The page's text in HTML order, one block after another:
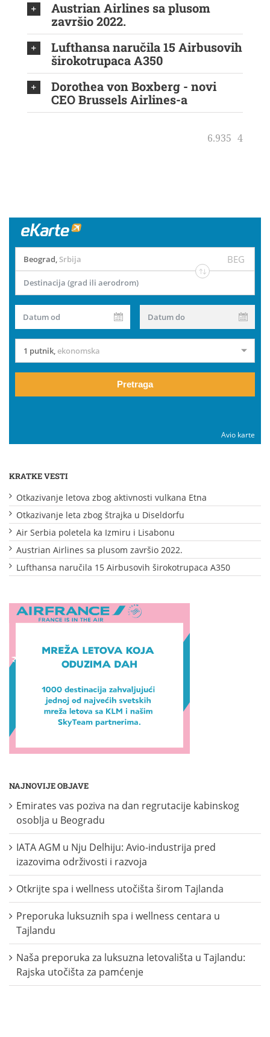
Austrian Airlines sa plusom
završio 2022.
Lufthansa naručila 15 Airbusovih
širokotrupaca A350
Dorothea von Boxberg - novi
CEO Brussels Airlines-a
6.935 4
Beograd, Srbija BEG
Destinacija (grad ili aerodrom)
Datum od Datum do
1 putnik,ekonomska
Pretraga
Avio karte
KRATKE VESTI
Otkazivanje letova zbog aktivnosti vulkana Etna
Otkazivanje leta zbog štrajka u Diseldorfu
Air Serbia poletela ka Izmiru i Lisabonu
Austrian Airlines sa plusom završio 2022.
Lufthansa naručila 15 Airbusovih širokotrupaca A350
NAJNOVIJE OBJAVE
Emirates vas poziva na dan regrutacije kabinskog
osoblja u Beogradu
IATA AGM u Nju Delhiju: Avio-industrija pred
izazovima održivosti i razvoja
Otkrijte spa i wellness utočišta širom Tajlanda
Preporuka luksuznih spa i wellness centara u
Tajlandu
Naša preporuka za luksuzna letovališta u Tajlandu:
Rajska utočišta za pamćenje